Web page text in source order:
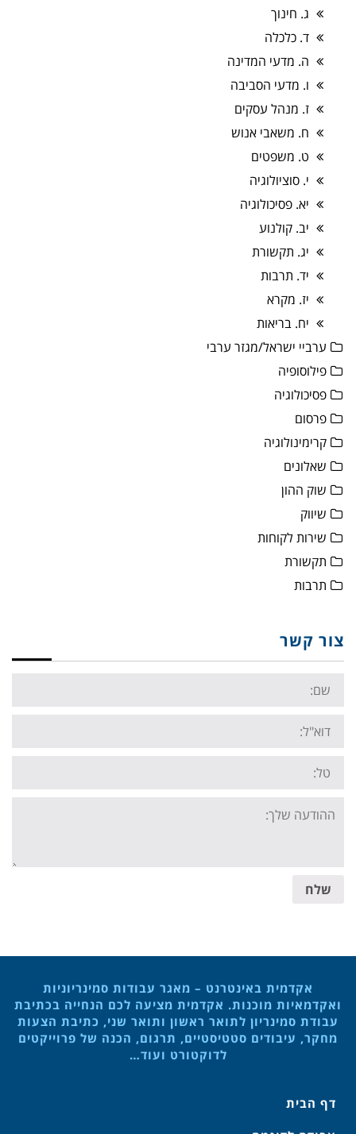
ג. חינוך
ד. כלכלה
ה. מדעי המדינה
ו. מדעי הסביבה
ז. מנהל עסקים
ח. משאבי אנוש
ט. משפטים
י. סוציולוגיה
יא. פסיכולוגיה
יב. קולנוע
יג. תקשורת
יד. תרבות
יז. מקרא
יח. בריאות
ערביי ישראל/מגזר ערבי
פילוסופיה
פסיכולוגיה
פרסום
קרימינולוגיה
שאלונים
שוק ההון
שיווק
שירות לקוחות
תקשורת
תרבות
צור קשר
Name:
Email:
Tel:
Your
message:
שלח
אקדמית באינטרנט – מאגר עבודות סמינריוניות
ואקדמאיות מוכנות. אקדמית מציעה לכם הנחייה בכתיבת
עבודת סמינריון לתואר ראשון ותואר שני, כתיבת הצעות
מחקר, עיבודים סטטיסטיים, תרגום, הכנה של פרוייקטים
לדוקטורט ועוד…
דף הבית